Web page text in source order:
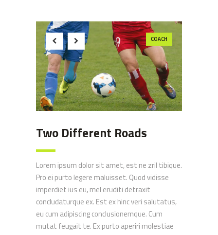
COACH
Two Different Roads
Lorem ipsum dolor sit amet, est ne zril tibique.
Pro ei purto legere maluisset. Quod vidisse
imperdiet ius eu, mel eruditi detraxit
concludaturque ex. Est ex hinc veri salutatus,
eu cum adipiscing conclusionemque. Cum
mutat feugait te. Ex purto aperiri molestiae